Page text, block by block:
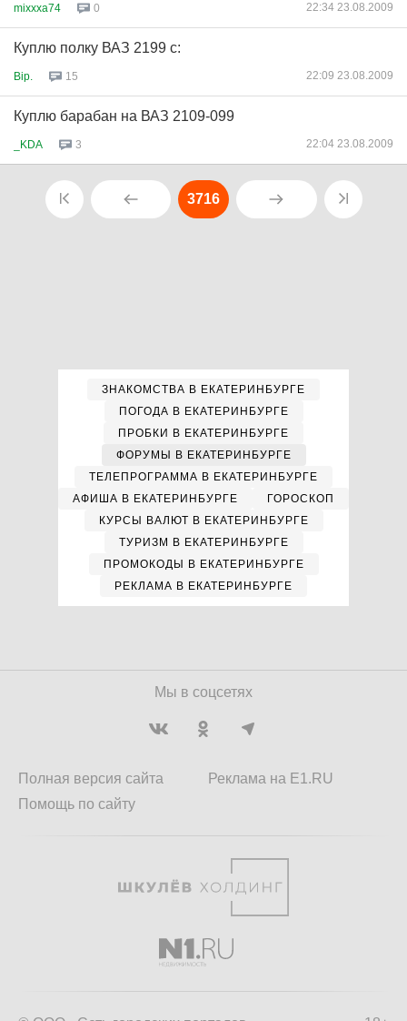
mixxxa74 0 22:34 23.08.2009
Куплю полку ВАЗ 2199 с:
Bip. 15 22:09 23.08.2009
Куплю барабан на ВАЗ 2109-099
_KDA 3 22:04 23.08.2009
3716
ЗНАКОМСТВА В ЕКАТЕРИНБУРГЕ
ПОГОДА В ЕКАТЕРИНБУРГЕ
ПРОБКИ В ЕКАТЕРИНБУРГЕ
ФОРУМЫ В ЕКАТЕРИНБУРГЕ
ТЕЛЕПРОГРАММА В ЕКАТЕРИНБУРГЕ
АФИША В ЕКАТЕРИНБУРГЕ
ГОРОСКОП
КУРСЫ ВАЛЮТ В ЕКАТЕРИНБУРГЕ
ТУРИЗМ В ЕКАТЕРИНБУРГЕ
ПРОМОКОДЫ В ЕКАТЕРИНБУРГЕ
РЕКЛАМА В ЕКАТЕРИНБУРГЕ
Мы в соцсетях
Полная версия сайта
Помощь по сайту
Реклама на E1.RU